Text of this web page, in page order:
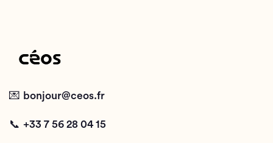
💌 bonjour@ceos.fr
📞 +33 7 56 28 04 15